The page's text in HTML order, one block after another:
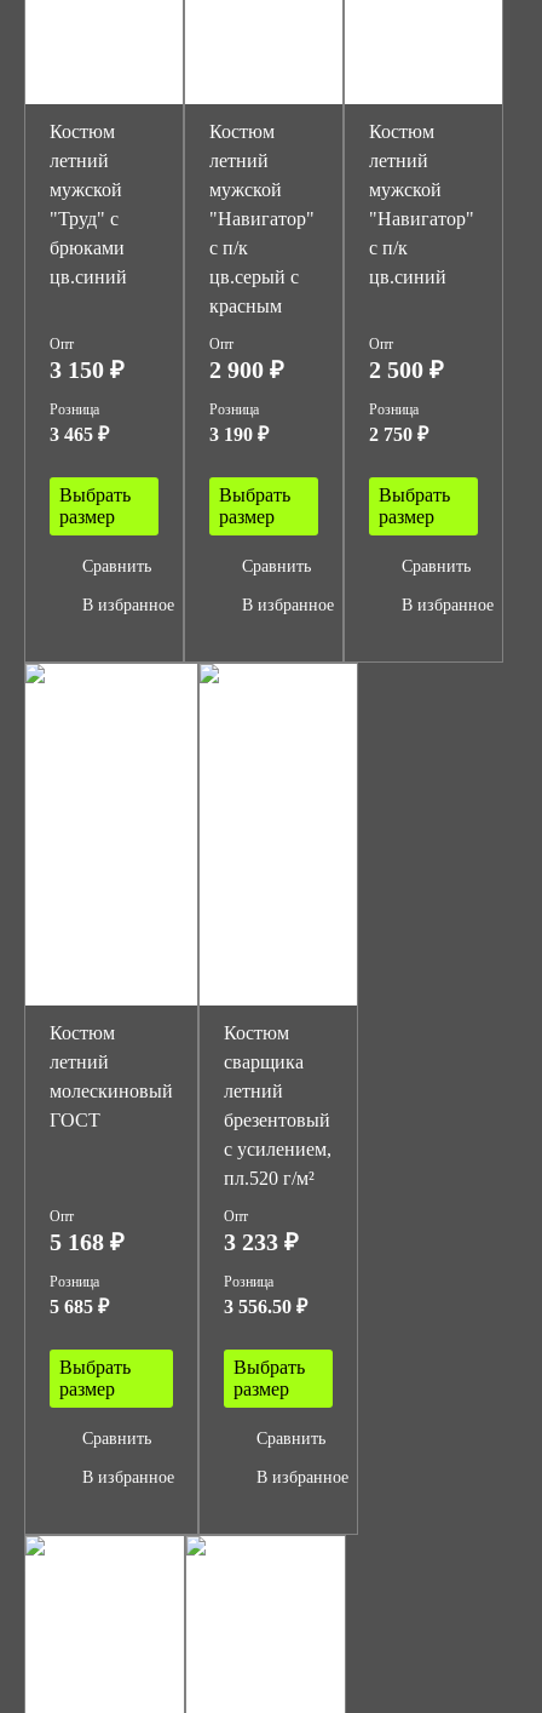
Костюм
летний
мужской
"Труд" с
брюками
цв.синий
Опт
3 150 ₽
Розница
3 465 ₽
Выбрать
размер
Сравнить
В избранное
Костюм
летний
мужской
"Навигатор"
с п/к
цв.серый с
красным
Опт
2 900 ₽
Розница
3 190 ₽
Выбрать
размер
Сравнить
В избранное
Костюм
летний
мужской
"Навигатор"
с п/к
цв.синий
Опт
2 500 ₽
Розница
2 750 ₽
Выбрать
размер
Сравнить
В избранное
Костюм
летний
молескиновый
ГОСТ
Опт
5 168 ₽
Розница
5 685 ₽
Выбрать
размер
Сравнить
В избранное
Костюм
сварщика
летний
брезентовый
с усилением,
пл.520 г/м²
Опт
3 233 ₽
Розница
3 556.50 ₽
Выбрать
размер
Сравнить
В избранное